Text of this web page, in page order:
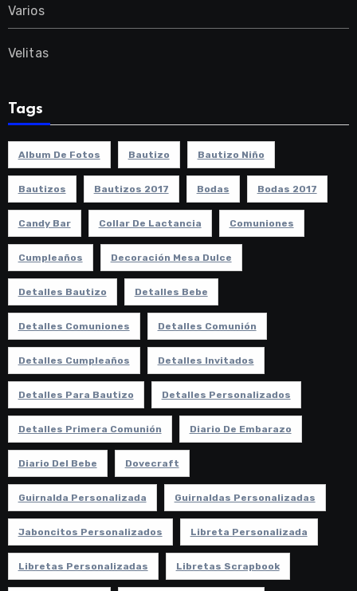
Varios
Velitas
Tags
Album De Fotos Bautizo Bautizo Niño
Bautizos Bautizos 2017 Bodas Bodas 2017
Candy Bar Collar De Lactancia Comuniones
Cumpleaños Decoración Mesa Dulce
Detalles Bautizo Detalles Bebe
Detalles Comuniones Detalles Comunión
Detalles Cumpleaños Detalles Invitados
Detalles Para Bautizo Detalles Personalizados
Detalles Primera Comunión Diario De Embarazo
Diario Del Bebe Dovecraft
Guirnalda Personalizada Guirnaldas Personalizadas
Jaboncitos Personalizados Libreta Personalizada
Libretas Personalizadas Libretas Scrapbook